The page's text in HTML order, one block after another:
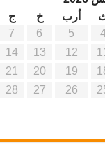
أرب خ
ج
5
6
7
11
12
13
14
19
20
21
26
27
28